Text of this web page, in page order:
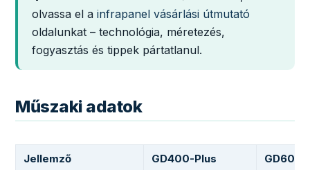
olvassa el a infrapanel vásárlási útmutató
oldalunkat – technológia, méretezés,
fogyasztás és tippek pártatlanul.
Műszaki adatok
Jellemző GD400-Plus GD600-